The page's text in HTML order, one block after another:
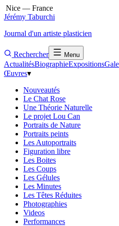
Nice — France
Jérémy Taburchi
Journal d'un artiste plasticien
Rechercher Menu
ActualitésBiographieExpositions
Œuvres▾
Nouveautés
Le Chat Rose
Une Théorie Naturelle
Le projet Lou Can
Portraits de Nature
Portraits peints
Les Autoportraits
Figuration libre
Les Boites
Les Coups
Les Gélules
Les Minutes
Les Têtes Réduites
Photographies
Videos
Performances